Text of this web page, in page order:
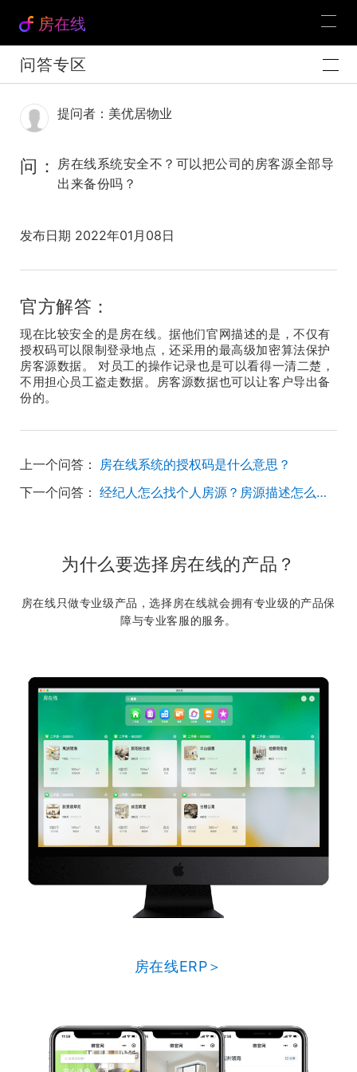
房在线
问答专区
提问者：美优居物业
问：
房在线系统安全不？可以把公司的房客源全部导
出来备份吗？
发布日期 2022年01月08日
官方解答：
现在比较安全的是房在线。据他们官网描述的是，不仅有
授权码可以限制登录地点，还采用的最高级加密算法保护
房客源数据。 对员工的操作记录也是可以看得一清二楚，
不用担心员工盗走数据。房客源数据也可以让客户导出备
份的。
上一个问答： 房在线系统的授权码是什么意思？
下一个问答：
经纪人怎么找个人房源？房源描述怎么写？
为什么要选择房在线的产品？
房在线只做专业级产品，选择房在线就会拥有专业级的产品保
障与专业客服的服务。
房在线ERP＞